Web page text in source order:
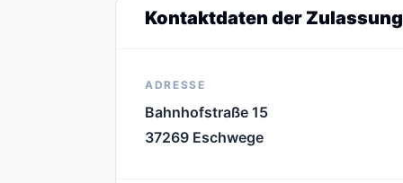
Kontaktdaten der
ADRESSE
Bahnhofstraße 15
37269 Eschwege